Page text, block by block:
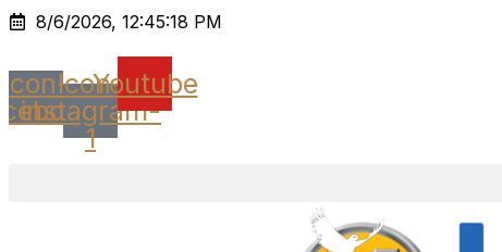
Ir
o
conteúdo
8/6/2026, 12:45:18 PM
Icon-Icon-
instagram-
1
Youtube